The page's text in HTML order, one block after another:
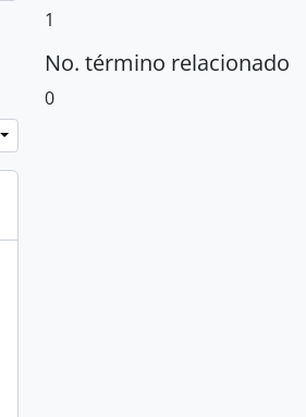
1
No. término relacionado
0